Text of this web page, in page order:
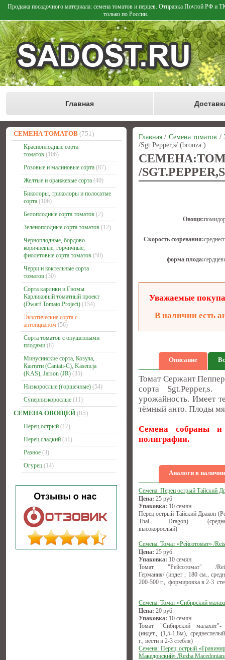
Продажа посадочного материала: семена томатов и перцев. Отправка Почтой РФ и
только по России.
Главная
СЕМЕНА ТОМАТОВ (751)
Красноплодные сорта
томатов (106)
Розовые и малиновые сорта (87)
Желтые и оранжевые сорта (40)
Биколоры, триколоры и полосатые
сорта (106)
Белоплодные сорта томатов (2)
Зеленоплодные сорта томатов (12)
Черноплодные, бордово-
коричневые, горчичные,
фиолетовые сорта томатов (50)
Черри и коктельные сорта
томатов (30)
Сорта карлики и Гномы
Карликовый томатный проект
(Dwarf Tomato Project) (154)
Экзотические сорта с
антонцианом (56)
Сорта томатов с опушенными
плодами (8)
Минусинские сорта, Козула,
Кантати (Cantati-C), Kasencja
(KAS), Jarson (JR) (35)
Низкорослые (горшечные) (54)
Супернизкорослые (11)
СЕМЕНА ОВОЩЕЙ (85)
Перец острый (17)
Перец сладкий (51)
Разное (3)
Огурец (14)
Главная / Семена томатов /
/Sgt.Pepper,s/ (bronza )
/
Овощи:
Скорость созревания:
форма плода:
Уважаемые
В наличии есть
Описание
Томат Сержант
сорта Sgt.Pepper,s.
урожайность. Имеет
тёмный анто. Плоды
Семена собраны и
полиграфии.
Аналоги в
Семена: Перец острый Тайский
Цена: 25 руб.
Упаковка: 10 семян
Перец острый Тайский Дракон
Thai Dragon)
высокорослый)
Семена: Томат «Рейсотомат» /
Цена: 25 руб.
Упаковка: 10 семян
Томат "Рейсотомат" /
Германия/ (индет , 180 см.,
200-500 г., формировка в 2-3
Семена: Томат «Сибирский
Цена: 20 руб.
Упаковка: 10 семян
Томат "Сибирский
(индет., (1,5-1,8м),
г., вести в 2-3 стебля)
Семена: Перец острый
Македонский» /Rezha Macedonian/